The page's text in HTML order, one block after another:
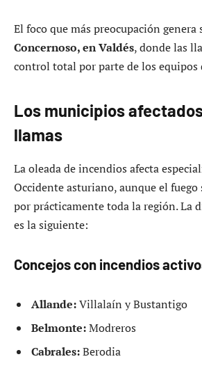
El foco que más preocupación genera
Concernoso, en Valdés, donde las
control total por parte de los
Los municipios
llamas
La oleada de incendios afecta
Occidente asturiano, aunque el fuego
por prácticamente toda la región. La
es la siguiente:
Concejos con incendios
Allande:Villalaín y Bustantigo
Belmonte:Modreros
Cabrales:Berodia